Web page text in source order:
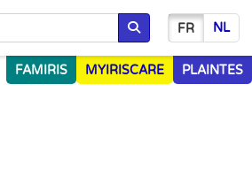
Chercher
FR NL
FAMIRIS MYIRISCARE PLAINTES